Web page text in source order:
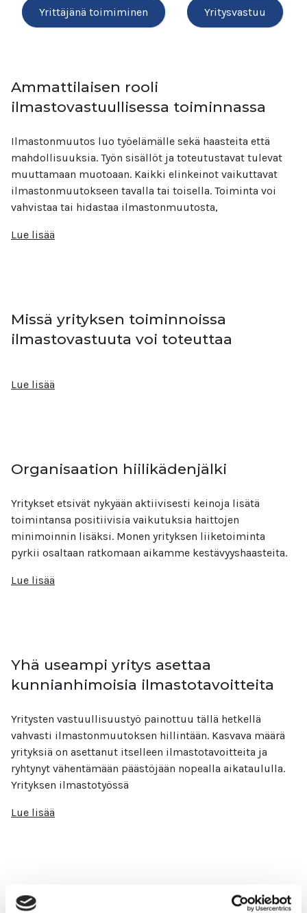
Yrittäjänä toimiminen Yritysvastuu
Ammattilaisen rooli
ilmastovastuullisessa toiminnassa
Ilmastonmuutos luo työelämälle sekä haasteita että
mahdollisuuksia. Työn sisällöt ja toteutustavat tulevat
muuttamaan muotoaan. Kaikki elinkeinot vaikuttavat
ilmastonmuutokseen tavalla tai toisella. Toiminta voi
vahvistaa tai hidastaa ilmastonmuutosta,
Lue lisää
Missä yrityksen toiminnoissa
ilmastovastuuta voi toteuttaa
Lue lisää
Organisaation hiilikädenjälki
Yritykset etsivät nykyään aktiivisesti keinoja lisätä
toimintansa positiivisia vaikutuksia haittojen
minimoinnin lisäksi. Monen yrityksen liiketoiminta
pyrkii osaltaan ratkomaan aikamme kestävyyshaasteita.
Lue lisää
Yhä useampi yritys asettaa
kunnianhimoisia ilmastotavoitteita
Yritysten vastuullisuustyö painottuu tällä hetkellä
vahvasti ilmastonmuutoksen hillintään. Kasvava määrä
yrityksiä on asettanut itselleen ilmastotavoitteita ja
ryhtynyt vähentämään päästöjään nopealla aikataululla.
Yrityksen ilmastotyössä
Lue lisää
Hiilikädenjälki